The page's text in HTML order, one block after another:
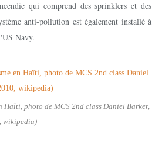
qui comprend des sprinklers et des
anti-pollution est également installé à
Navy.
Haïti, photo de MCS 2nd class Daniel Barker,
wikipedia)